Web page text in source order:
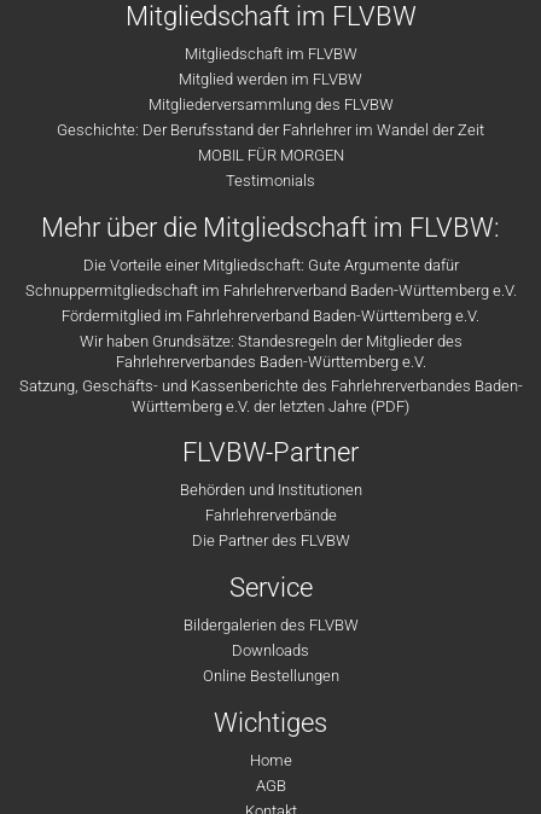
Mitgliedschaft im FLVBW
Mitgliedschaft im FLVBW
Mitglied werden im FLVBW
Mitgliederversammlung des FLVBW
Geschichte: Der Berufsstand der Fahrlehrer im Wandel der Zeit
MOBIL FÜR MORGEN
Testimonials
Mehr über die Mitgliedschaft im FLVBW:
Die Vorteile einer Mitgliedschaft: Gute Argumente dafür
Schnuppermitgliedschaft im Fahrlehrerverband Baden-Württemberg e.V.
Fördermitglied im Fahrlehrerverband Baden-Württemberg e.V.
Wir haben Grundsätze: Standesregeln der Mitglieder des
Fahrlehrerverbandes Baden-Württemberg e.V.
Satzung, Geschäfts- und Kassenberichte des Fahrlehrerverbandes Baden-
Württemberg e.V. der letzten Jahre (PDF)
FLVBW-Partner
Behörden und Institutionen
Fahrlehrerverbände
Die Partner des FLVBW
Service
Bildergalerien des FLVBW
Downloads
Online Bestellungen
Wichtiges
Home
AGB